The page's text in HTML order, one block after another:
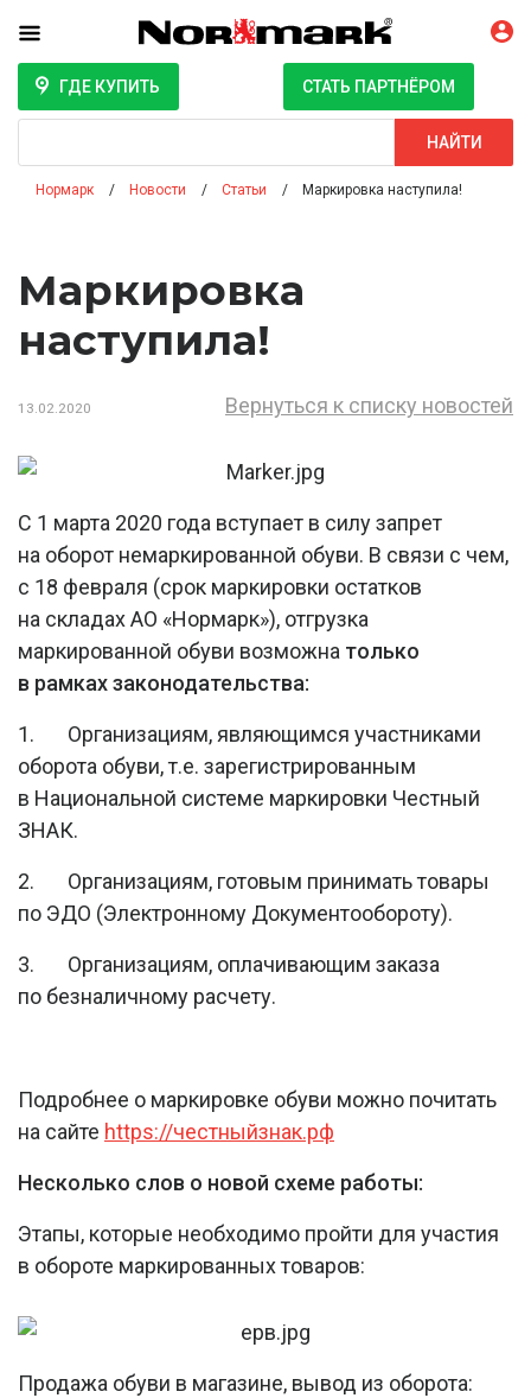
ГДЕ КУПИТЬ СТАТЬ ПАРТНЁРОМ
НАЙТИ
Нормарк Новости Статьи Маркировка наступила!
Маркировка
наступила!
13.02.2020 Вернуться к списку новостей
С 1 марта 2020 года вступает в силу запрет
на оборот немаркированной обуви. В связи с чем,
с 18 февраля (срок маркировки остатков
на складах АО «Нормарк»), отгрузка
маркированной обуви возможна только
в рамках законодательства:
1. Организациям, являющимся участниками
оборота обуви, т.е. зарегистрированным
в Национальной системе маркировки Честный
ЗНАК.
2. Организациям, готовым принимать товары
по ЭДО (Электронному Документообороту).
3. Организациям, оплачивающим заказа
по безналичному расчету.
Подробнее о маркировке обуви можно почитать
на сайте https://честныйзнак.рф
Несколько слов о новой схеме работы:
Этапы, которые необходимо пройти для участия
в обороте маркированных товаров:
Продажа обуви в магазине, вывод из оборота: